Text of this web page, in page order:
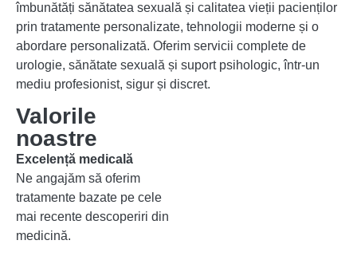
îmbunătăți sănătatea sexuală și calitatea vieții pacienților
prin tratamente personalizate, tehnologii moderne și o
abordare personalizată. Oferim servicii complete de
urologie, sănătate sexuală și suport psihologic, într-un
mediu profesionist, sigur și discret.
Valorile
noastre
Excelență medicală
Ne angajăm să oferim
tratamente bazate pe cele
mai recente descoperiri din
medicină.